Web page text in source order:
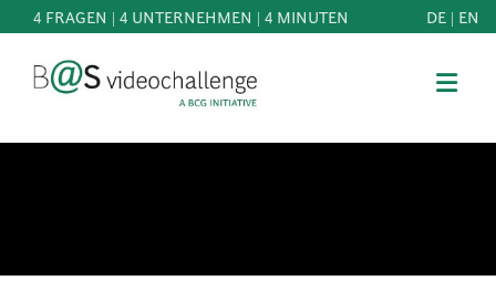
4 FRAGEN | 4 UNTERNEHMEN | 4 MINUTEN DE | EN
b@Svideochallenge - A BCG INITIATIVE
Registriere dich als Teilnehmer*in